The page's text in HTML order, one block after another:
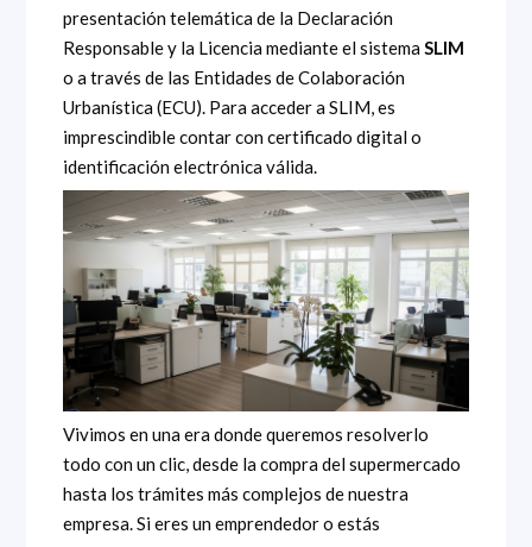
presentación telemática de la Declaración
Responsable y la Licencia mediante el sistemaSLIM
o a través de las Entidades de Colaboración
Urbanística (ECU). Para acceder a SLIM, es
imprescindible contar con certificado digital o
identificación electrónica válida.
Vivimos en una era donde queremos resolverlo
todo con un clic, desde la compra del supermercado
hasta los trámites más complejos de nuestra
empresa. Si eres un emprendedor o estás